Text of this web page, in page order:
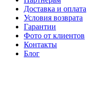
Доставка и оплата
Условия возврата
Гарантии
Фото от клиентов
Контакты
Блог